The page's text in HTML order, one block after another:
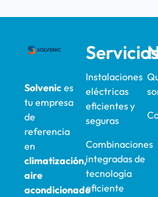
Solvenic es
tu empresa
de
referencia
en
climatización,
aire
acondicionado
Servicios
Instalaciones
eléctricas
eficientes y
seguras
Combinaciones
integradas de
tecnología
eficiente